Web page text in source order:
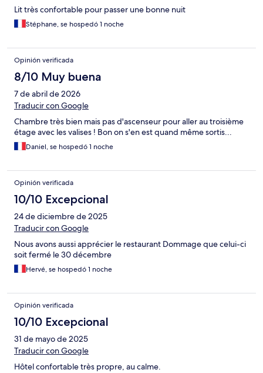
Lit très confortable pour passer une bonne nuit
Stéphane, se hospedó 1 noche
Opinión verificada
8/10 Muy buena
7 de abril de 2026
Traducir con Google
Chambre très bien mais pas d'ascenseur pour aller au troisième
étage avec les valises ! Bon on s'en est quand même sortis...
Daniel, se hospedó 1 noche
Opinión verificada
10/10 Excepcional
24 de diciembre de 2025
Traducir con Google
Nous avons aussi apprécier le restaurant Dommage que celui-ci
soit fermé le 30 décembre
Hervé, se hospedó 1 noche
Opinión verificada
10/10 Excepcional
31 de mayo de 2025
Traducir con Google
Hôtel confortable très propre, au calme.